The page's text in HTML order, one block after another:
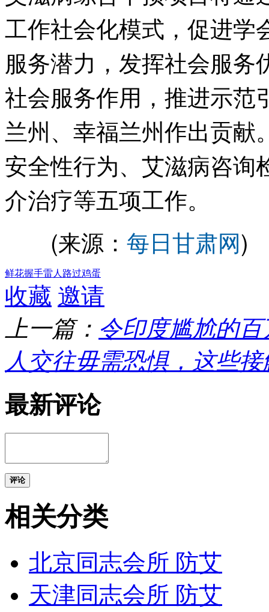
工作社会化模式，促进学
服务潜力，发挥社会服
社会服务作用，推进示范
兰州、幸福兰州作出贡
安全性行为、艾滋病咨询
介治疗等五项工作。
(来源： 每日甘肃网)
鲜花握手雷人 路过鸡蛋
收藏 邀请
上一篇： 令印度尴尬的
人交往毋需恐惧，这些
最新评论
评论
相关分类
北京同志会所 防艾
天津同志会所 防艾